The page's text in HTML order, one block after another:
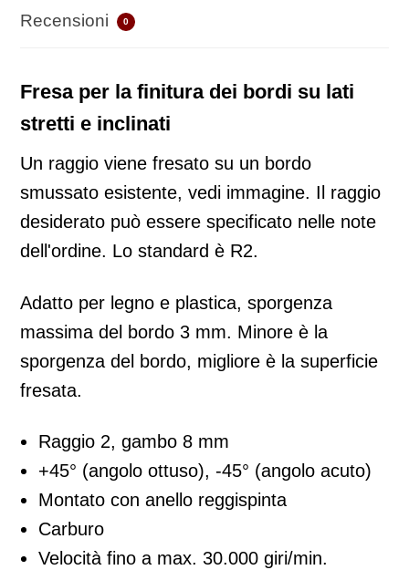
Recensioni 0
Fresa per la finitura dei bordi su lati
stretti e inclinati
Un raggio viene fresato su un bordo
smussato esistente, vedi immagine. Il raggio
desiderato può essere specificato nelle note
dell'ordine. Lo standard è R2.
Adatto per legno e plastica, sporgenza
massima del bordo 3 mm. Minore è la
sporgenza del bordo, migliore è la superficie
fresata.
Raggio 2, gambo 8 mm
+45° (angolo ottuso), -45° (angolo acuto)
Montato con anello reggispinta
Carburo
Velocità fino a max. 30.000 giri/min.